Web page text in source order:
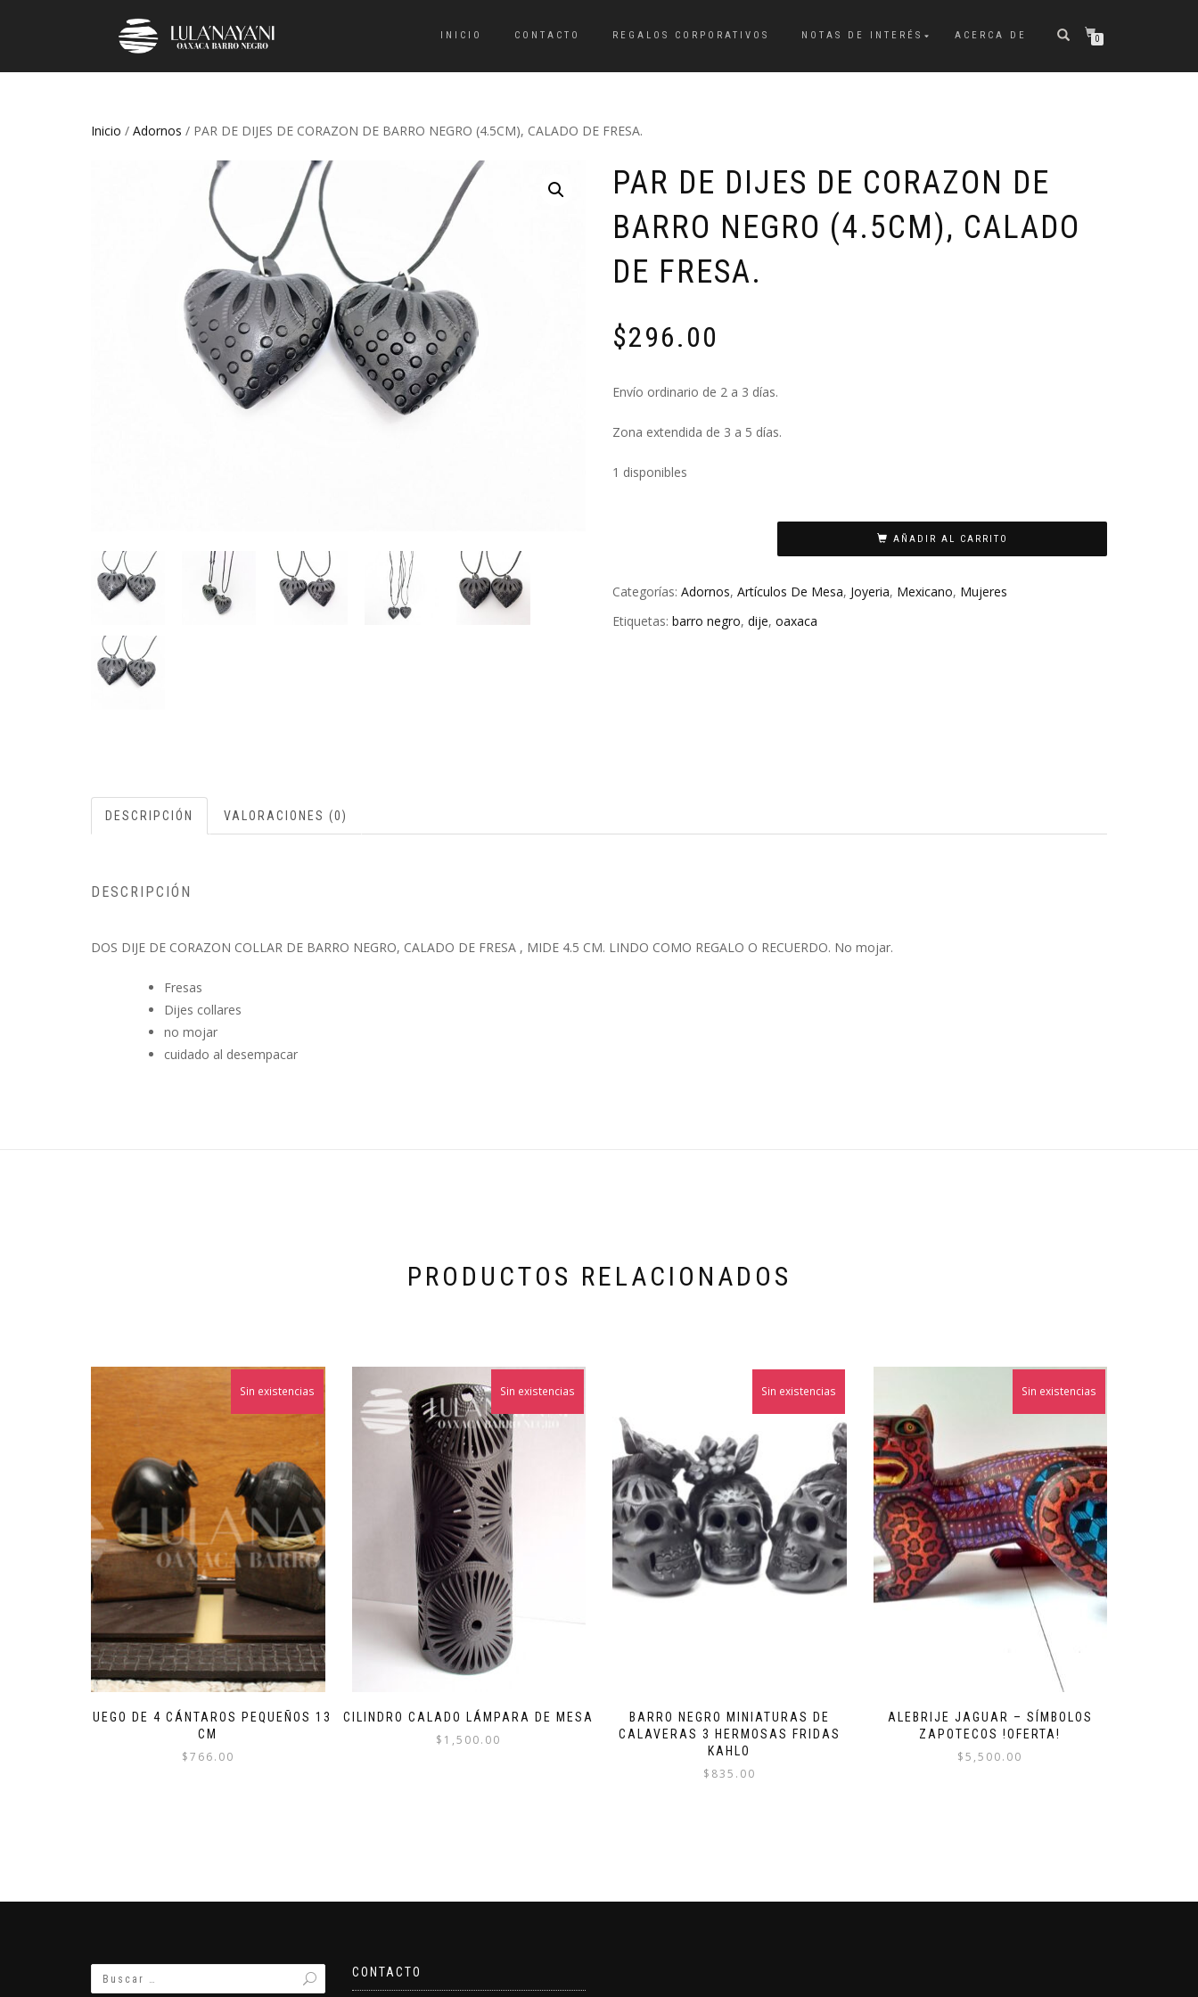
INICIO CONTACTO REGALOS CORPORATIVOS NOTAS DE INTERÉS ACERCA DE 0
Inicio / Adornos / PAR DE DIJES DE CORAZON DE BARRO NEGRO (4.5CM), CALADO DE FRESA.
PAR DE DIJES DE CORAZON DE
BARRO NEGRO (4.5CM), CALADO
DE FRESA.
$296.00
Envío ordinario de 2 a 3 días.
Zona extendida de 3 a 5 días.
1 disponibles
AÑADIR AL CARRITO
Categorías: Adornos, Artículos De Mesa, Joyeria, Mexicano, Mujeres
Etiquetas: barro negro, dije, oaxaca
DESCRIPCIÓN VALORACIONES (0)
DESCRIPCIÓN
DOS DIJE DE CORAZON COLLAR DE BARRO NEGRO, CALADO DE FRESA , MIDE 4.5 CM. LINDO COMO REGALO O RECUERDO. No mojar.
Fresas
Dijes collares
no mojar
cuidado al desempacar
PRODUCTOS RELACIONADOS
JUEGO DE 4 CÁNTAROS PEQUEÑOS 13
CM
$766.00
Sin existencias
CILINDRO CALADO LÁMPARA DE MESA
$ 1,500.00
Sin existencias
BARRO NEGRO MINIATURAS DE
CALAVERAS 3 HERMOSAS FRIDAS
KAHLO
$ 835.00
Sin existencias
ALEBRIJE JAGUAR – SÍMBOLOS
ZAPOTECOS !OFERTA!
$5,500.00
Sin existencias
CONTACTO